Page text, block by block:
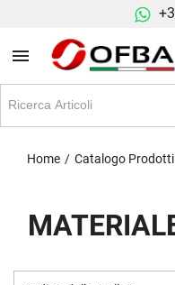
Home Catalogo Prodotti